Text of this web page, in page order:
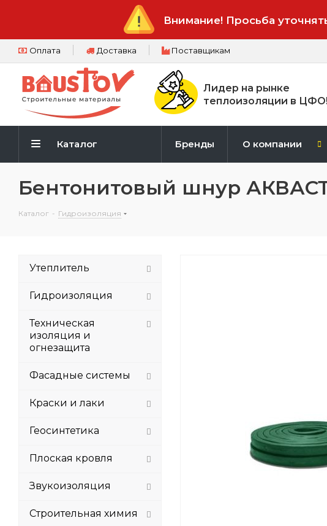
Внимание! Просьба
Оплата Доставка Поставщикам
Лидер на рынке
теплоизоляции в ЦФО!
Каталог Бренды О компании
Бентонитовый шнур
Каталог - Гидроизоляция
Утеплитель
Гидроизоляция
Техническая
изоляция и
огнезащита
Фасадные системы
Краски и лаки
Геосинтетика
Плоская кровля
Звукоизоляция
Строительная химия